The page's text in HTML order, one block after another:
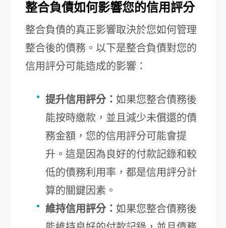
整合負債如何影響您的信用評分
整合負債的真正影響取決於您如何管理
整合後的債務。以下是整合負債對您的
信用評分可能造成的影響：
提升信用評分： 如果您整合債務後
能按時繳款，並且減少未償還的債
務金額，您的信用評分可能會提
升。這是因為良好的付款記錄和較
低的債務利用率，都是信用評分計
算的關鍵因素。
維持信用評分： 如果您整合債務後